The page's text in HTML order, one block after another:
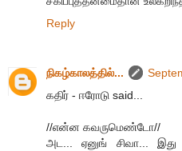
Reply
நிகழ்காலத்தில்...
கதிர் - ஈரோடு said...
//என்ன கவருமெண்டோ//
அட... ஏனுங் சிவா... இது